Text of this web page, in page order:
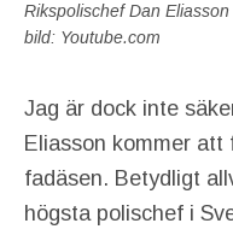
Rikspolischef Dan Eliasson
bild: Youtube.com
Jag är dock inte
Eliasson kommer
fadäsen. Betydligt
högsta polischef i